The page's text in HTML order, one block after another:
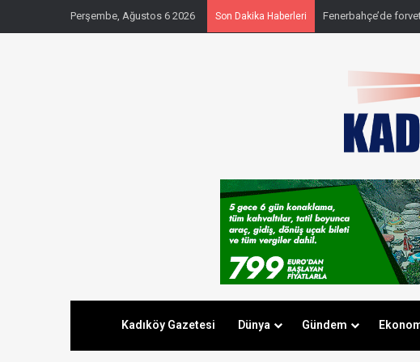
Perşembe, Ağustos 6 2026 Son Dakika Haberleri Fenerbahçe’de
Kadıköy Gazetesi Dünya Gündem